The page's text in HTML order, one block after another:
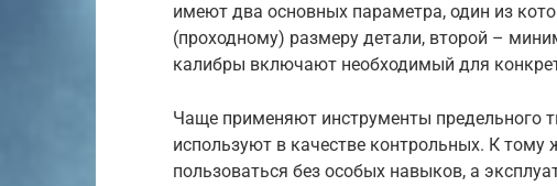
имеют два основных параметра, один из
(проходному) размеру детали, второй –
калибры включают необходимый для
Чаще применяют инструменты предельного
используют в качестве контрольных. К
пользоваться без особых навыков, а